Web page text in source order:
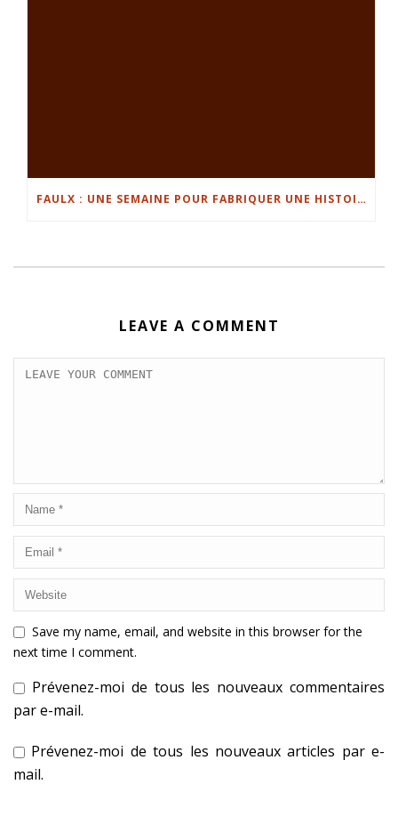
FAULX : UNE SEMAINE POUR FABRIQUER UNE HISTOIRE
LEAVE A COMMENT
Save my name, email, and website in this browser for the
next time I comment.
Prévenez-moi de tous les nouveaux commentaires
par e-mail.
Prévenez-moi de tous les nouveaux articles par e-
mail.